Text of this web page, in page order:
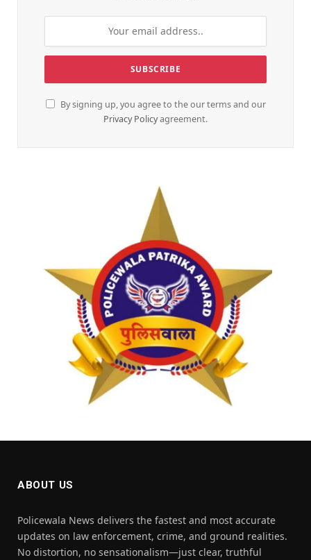
By signing up, you agree to the our terms and our
Privacy Policyagreement.
ABOUT US
Policewala News delivers the fastest and most accurate
updates on law enforcement, crime, and ground realities.
No distortion, no sensationalism—just clear, truthful